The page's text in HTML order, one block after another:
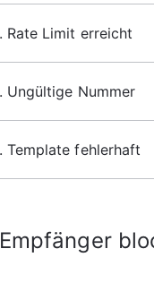
Rate Limit erreicht
Ungültige Nummer
Template fehlerhaft